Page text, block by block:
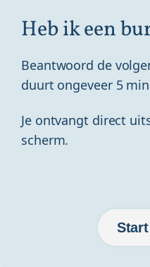
Heb ik een
Beantwoord de
duurt ongeveer 5
Je ontvangt direct
scherm.